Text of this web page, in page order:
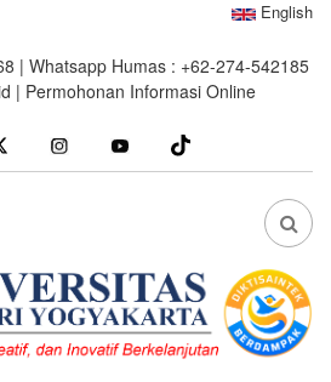
English
| Whatsapp Humas : +62-274-542185
| Permohonan Informasi Online
Instagram youtube
FA